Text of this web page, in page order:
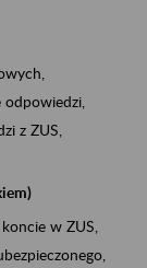
odpowiedzi,
z ZUS,
w ZUS,